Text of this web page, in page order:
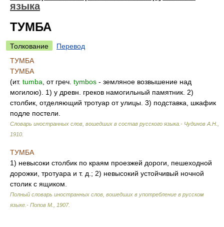
языка
ТУМБА
Толкование
Перевод
ТУМБА
ТУМБА
(ит. tumba , от греч. tymbos - земляное возвышение над
могилою). 1) у древн. греков намогильный памятник. 2)
столбик, отделяющий тротуар от улицы. 3) подставка, шкафик
подле постели.
Словарь иностранных слов, вошедших в состав русского языка.- Чудинов А.Н.
1910
ТУМБА
1) невысоки столбик по краям проезжей дороги, пешеходной
дорожки, тротуара и т. д.; 2) невысокий устойчивый ночной
столик с ящиком.
Полный словарь иностранных слов, вошедших в употребление в русском
языке.- Попов М.
1907.